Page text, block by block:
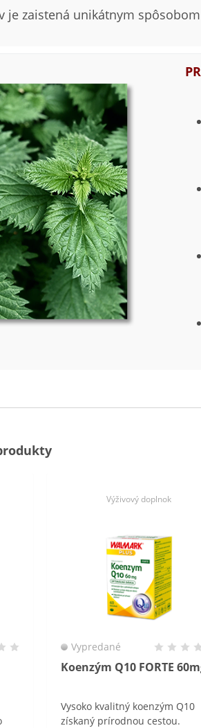
je zaistená unikátnym
Výživový doplnok
Koenzým Q10 FORTE
Vypredané
Vysoko kvalitný koenzým Q10
získaný prírodnou cestou.